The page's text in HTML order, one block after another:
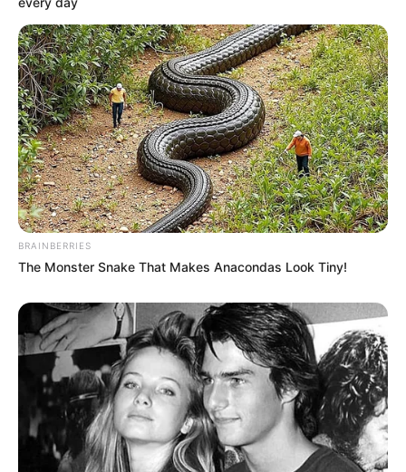
BRAINBERRIES
The Monster Snake That Makes Anacondas Look Tiny!